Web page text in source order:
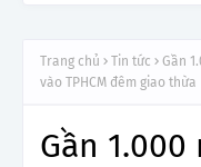
Trang chủ Tin tức
Gần
vào TPHCM đêm giao thừa
Gần